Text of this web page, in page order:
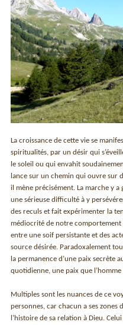
La croissance de cette vie se
spiritualités, par un désir qui
le soleil ou qui envahit
lance sur un chemin qui ouvre sur
il mène précisément. La marche y
une sérieuse difficulté à y
des reculs et fait expérimenter la
médiocrité de notre
entre une soif persistante et des
source désirée. Paradoxalement
la permanence d’une paix secrète
quotidienne, une paix que
Multiples sont les nuances de ce
personnes, car chacun a ses zones
l’histoire de sa relation à Dieu.